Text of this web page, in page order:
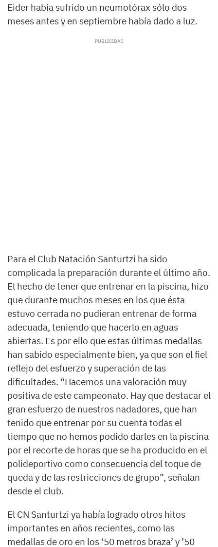
Eider había sufrido un neumotórax sólo dos
meses antes y en septiembre había dado a luz.
Para el Club Natación Santurtzi ha sido
complicada la preparación durante el último año.
El hecho de tener que entrenar en la piscina, hizo
que durante muchos meses en los que ésta
estuvo cerrada no pudieran entrenar de forma
adecuada, teniendo que hacerlo en aguas
abiertas. Es por ello que estas últimas medallas
han sabido especialmente bien, ya que son el fiel
reflejo del esfuerzo y superación de las
dificultades. “Hacemos una valoración muy
positiva de este campeonato. Hay que destacar el
gran esfuerzo de nuestros nadadores, que han
tenido que entrenar por su cuenta todas el
tiempo que no hemos podido darles en la piscina
por el recorte de horas que se ha producido en el
polideportivo como consecuencia del toque de
queda y de las restricciones de grupo”, señalan
desde el club.
El CN Santurtzi ya había logrado otros hitos
importantes en años recientes, como las
medallas de oro en los ‘50 metros braza’ y ’50